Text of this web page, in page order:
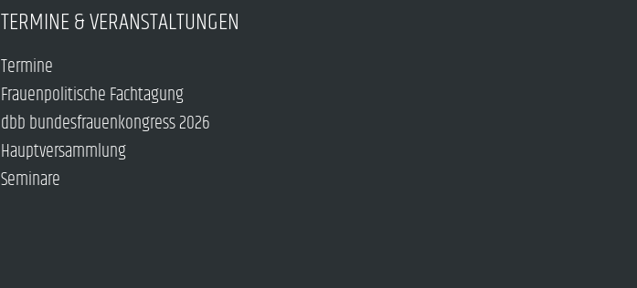
TERMINE & VERANSTALTUNGEN
Termine
Frauenpolitische Fachtagung
dbb bundesfrauenkongress 2026
Hauptversammlung
Seminare